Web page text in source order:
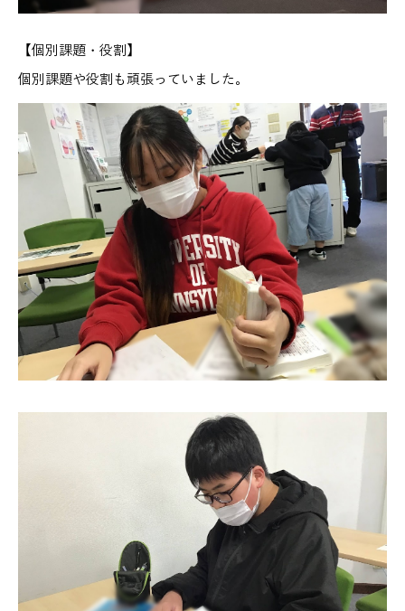
【個別課題・役割】
個別課題や役割も頑張っていました。